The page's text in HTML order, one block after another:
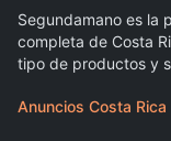
Segundamano es la
completa de Costa
tipo de productos y
Anuncios Costa